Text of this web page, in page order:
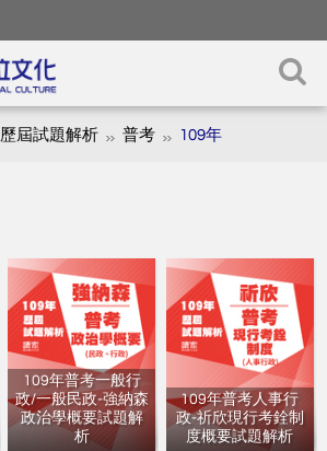
歷屆試題解析 普考 109年
109年普考一般行
政/一般民政-強納森
政治學概要試題解
析
109年普考人事行
政-祈欣現行考銓制
度概要試題解析